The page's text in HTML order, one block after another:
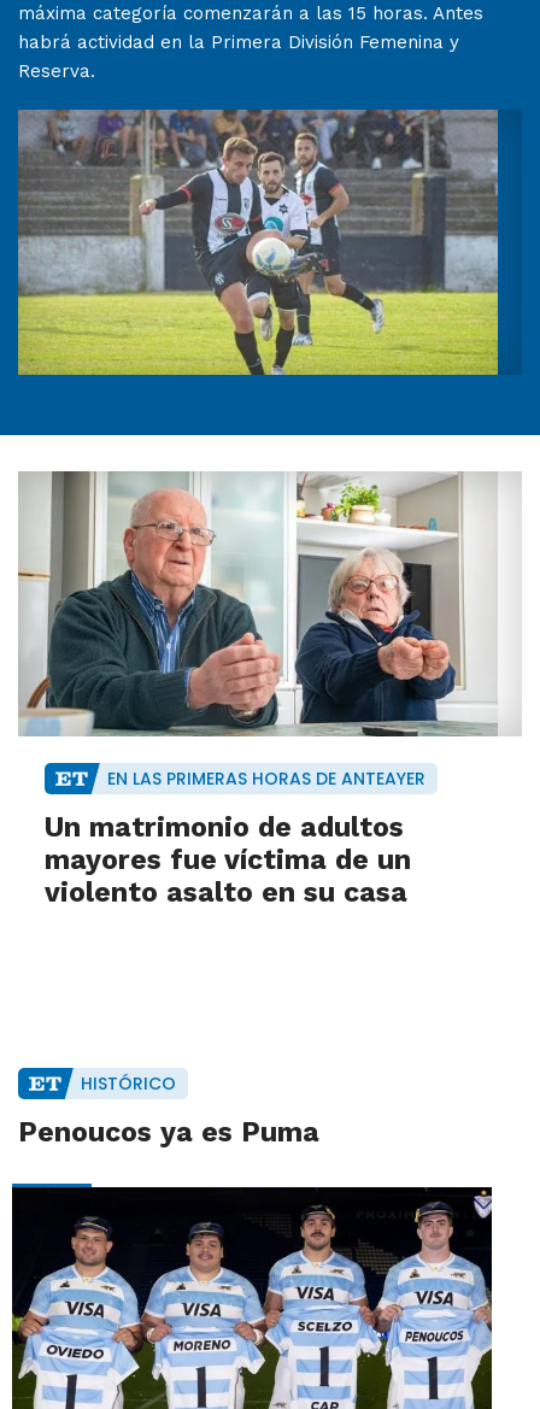
máxima categoría comenzarán a las 15 horas. Antes
habrá actividad en la Primera División Femenina y
Reserva.
EN LAS PRIMERAS HORAS DE ANTEAYER
Un matrimonio de adultos
mayores fue víctima de un
violento asalto en su casa
HISTÓRICO
Penoucos ya es Puma